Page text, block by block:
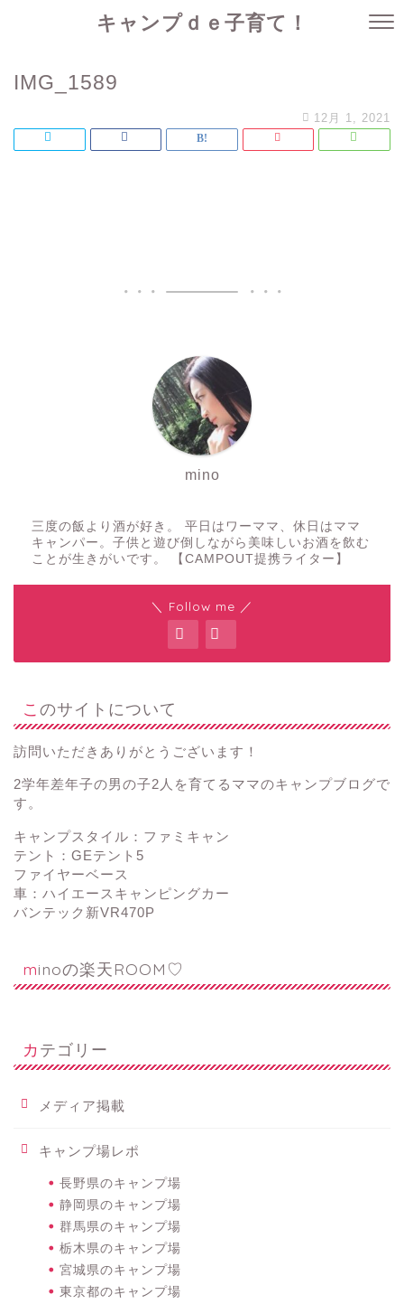
キャンプｄｅ子育て！
IMG_1589
12月 1, 2021
mino
三度の飯より酒が好き。 平日はワーママ、休日はママ
キャンパー。子供と遊び倒しながら美味しいお酒を飲む
ことが生きがいです。 【CAMPOUT提携ライター】
＼ Follow me ／
このサイトについて
訪問いただきありがとうございます！
2学年差年子の男の子2人を育てるママのキャンプブログで
す。
キャンプスタイル：ファミキャン
テント：GEテント5
ファイヤーベース
車：ハイエースキャンピングカー
バンテック新VR470P
minoの楽天ROOM♡
カテゴリー
メディア掲載
キャンプ場レポ
長野県のキャンプ場
静岡県のキャンプ場
群馬県のキャンプ場
栃木県のキャンプ場
宮城県のキャンプ場
東京都のキャンプ場